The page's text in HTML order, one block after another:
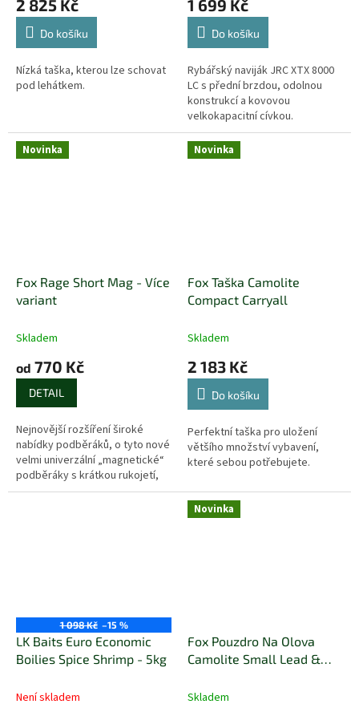
2 825 Kč
Do košíku
Nízká taška, kterou lze schovat
pod lehátkem.
1 699 Kč
Do košíku
Rybářský naviják JRC XTX 8000
LC s přední brzdou, odolnou
konstrukcí a kovovou
velkokapacitní cívkou.
Novinka
Fox Rage Short Mag - Více
variant
Skladem
od 770 Kč
DETAIL
Nejnovější rozšíření široké
nabídky podběráků, o tyto nové
velmi univerzální „magnetické“
podběráky s krátkou rukojetí,
které lze použít při brodění
Novinka
Fox Taška Camolite
Compact Carryall
Skladem
2 183 Kč
Do košíku
Perfektní taška pro uložení
většího množství vybavení,
které sebou potřebujete.
1 098 Kč –15 %
LK Baits Euro Economic
Boilies Spice Shrimp - 5kg
Není skladem
Novinka
Fox Pouzdro Na Olova
Camolite Small Lead &
Skladem